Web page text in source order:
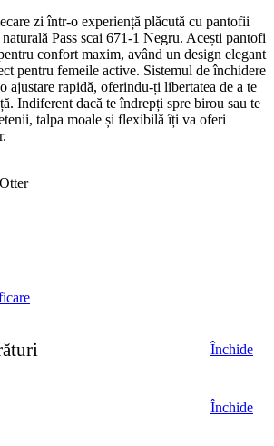
zi într-o experiență plăcută cu pantofii
Pass scai 671-1 Negru. Acești pantofi
confort maxim, având un design elegant
pentru femeile active. Sistemul de închidere
ajustare rapidă, oferindu-ți libertatea de a te
Indiferent dacă te îndrepți spre birou sau te
talpa moale și flexibilă îți va oferi
Închide
Închide